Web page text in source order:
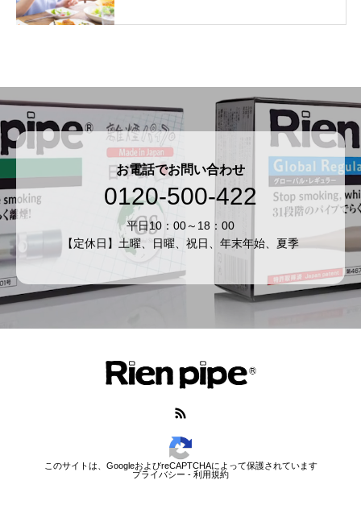
お電話でお問い合わせ
0120-500-422
平日10：00～18：00
【定休日】土曜、日曜、祝日、年末年始、夏季
このサイトは、GoogleおよびreCAPTCHAによって保護されています
プライバシー - 利用規約